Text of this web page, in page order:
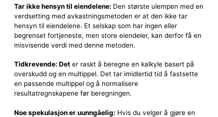
Tar ikke hensyn til eiendelene: Den største ulempen med en
verdsetting med avkastningsmetoden er at den ikke tar
hensyn til eiendelene. Et selskap som har ingen eller
begrenset fortjeneste, men store eiendeler, kan derfor få en
misvisende verdi med denne metoden.
Tidkrevende: Deter raskt å beregne en kalkyle basert på
overskudd og en multippel. Det tar imidlertid tid å fastsette
en passende multippel og å normalisere
resultatregnskapene før beregningen.
Noe spekulasjon er uunngåelig: Hvis du velger å gjøre en